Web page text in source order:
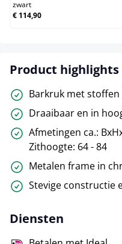
zwart
€ 114,90
Product highlights
Barkruk met stoffen
Draaibaar en in
Afmetingen ca.:
Zithoogte: 64 - 84
Metalen frame in
Stevige constructie
Diensten